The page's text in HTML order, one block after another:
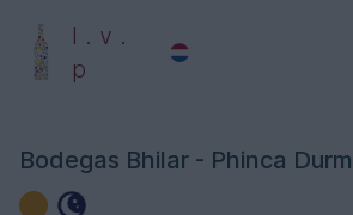
l . v .
p
Bodegas Bhilar - Phinca